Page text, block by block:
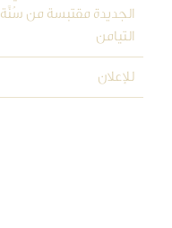
الجديدة مقتبسة من سُنَّة
التيامن
للإعلان